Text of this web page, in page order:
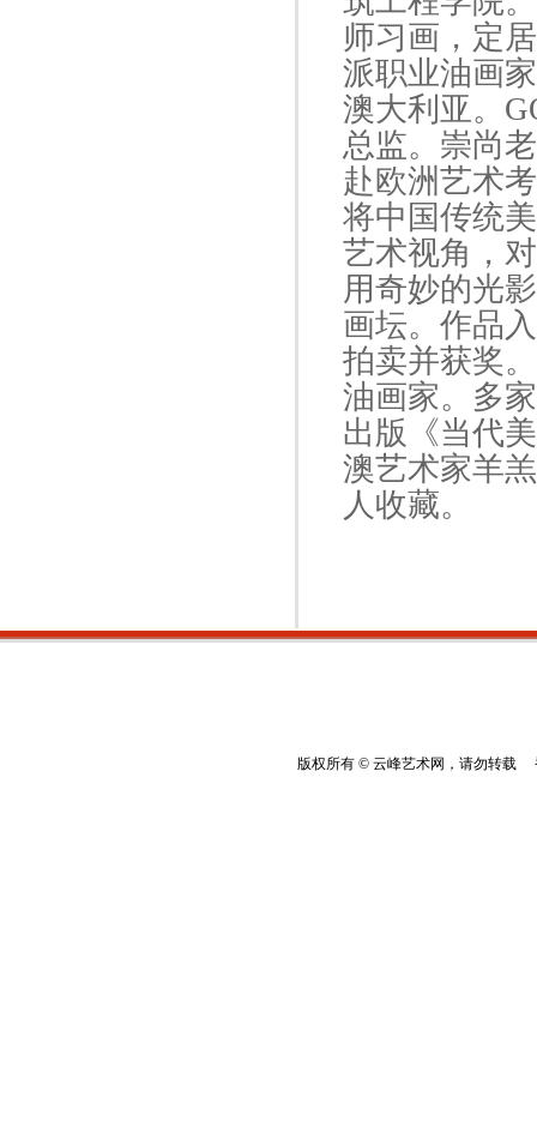
师习画，定
派职业油画
澳大利亚。
总监。崇尚
赴欧洲艺术
将中国传统
艺术视角，
用奇妙的光
画坛。作品
拍卖并获奖
油画家。多
出版《当代
澳艺术家羊
人收藏。
版权所有 © 云峰艺术网，请勿转载